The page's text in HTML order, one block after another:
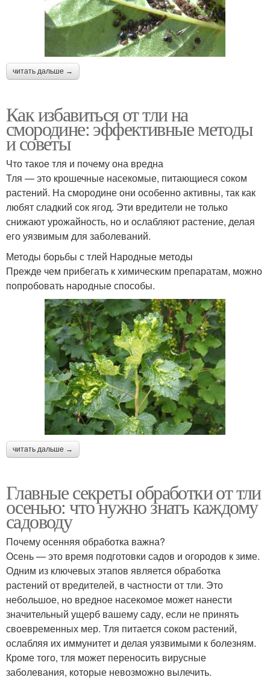
читать дальше →
Как избавиться от тли на
смородине: эффективные методы
и советы
Что такое тля и почему она вредна
Тля — это крошечные насекомые, питающиеся соком
растений. На смородине они особенно активны, так как
любят сладкий сок ягод. Эти вредители не только
снижают урожайность, но и ослабляют растение, делая
его уязвимым для заболеваний.
Методы борьбы с тлей Народные методы
Прежде чем прибегать к химическим препаратам, можно
попробовать народные способы.
читать дальше →
Главные секреты обработки от тли
осенью: что нужно знать каждому
садоводу
Почему осенняя обработка важна?
Осень — это время подготовки садов и огородов к зиме.
Одним из ключевых этапов является обработка
растений от вредителей, в частности от тли. Это
небольшое, но вредное насекомое может нанести
значительный ущерб вашему саду, если не принять
своевременных мер. Тля питается соком растений,
ослабляя их иммунитет и делая уязвимыми к болезням.
Кроме того, тля может переносить вирусные
заболевания, которые невозможно вылечить.